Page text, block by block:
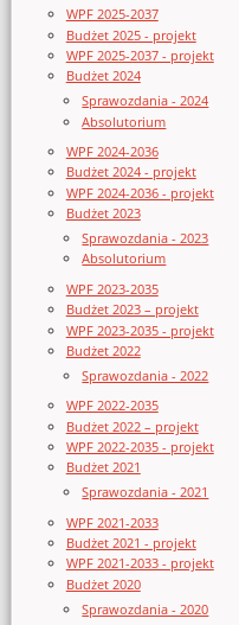
WPF 2025-2037
Budżet 2025 - projekt
WPF 2025-2037 - projekt
Budżet 2024
Sprawozdania - 2024
Absolutorium
WPF 2024-2036
Budżet 2024 - projekt
WPF 2024-2036 - projekt
Budżet 2023
Sprawozdania - 2023
Absolutorium
WPF 2023-2035
Budżet 2023 – projekt
WPF 2023-2035 - projekt
Budżet 2022
Sprawozdania - 2022
WPF 2022-2035
Budżet 2022 – projekt
WPF 2022-2035 - projekt
Budżet 2021
Sprawozdania - 2021
WPF 2021-2033
Budżet 2021 - projekt
WPF 2021-2033 - projekt
Budżet 2020
Sprawozdania - 2020